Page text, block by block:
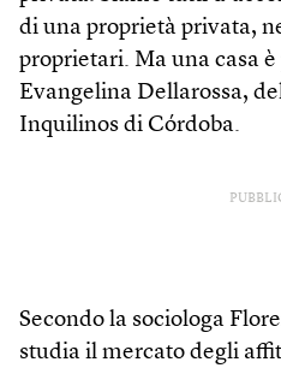
di una proprietà privata,
proprietari. Ma una casa
Evangelina Dellarossa,
Inquilinos di Córdoba.
Secondo la sociologa
studia il mercato degli